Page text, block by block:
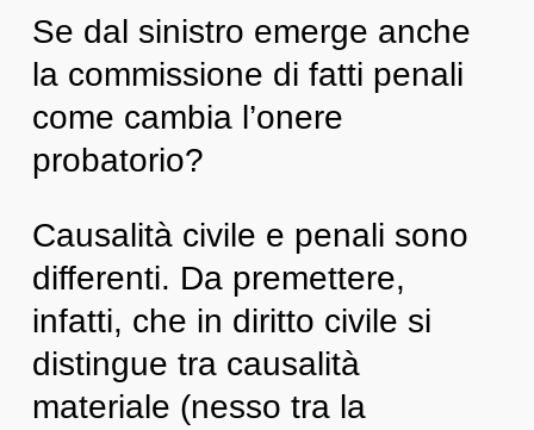
Se dal sinistro emerge anche
la commissione di fatti penali
come cambia l’onere
probatorio?
Causalità civile e penali sono
differenti. Da premettere,
infatti, che in diritto civile si
distingue tra causalità
materiale (nesso tra la